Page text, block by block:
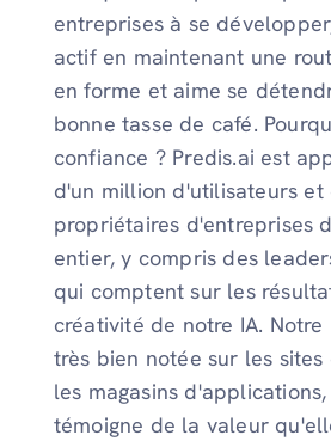
entreprises à se
actif en maintenant une
en forme et aime se
bonne tasse de café.
confiance ? Predis.ai est
d'un million d'utilisateurs et
propriétaires d'entreprises
entier, y compris des
qui comptent sur les
créativité de notre IA.
très bien notée sur les
les magasins
témoigne de la valeur